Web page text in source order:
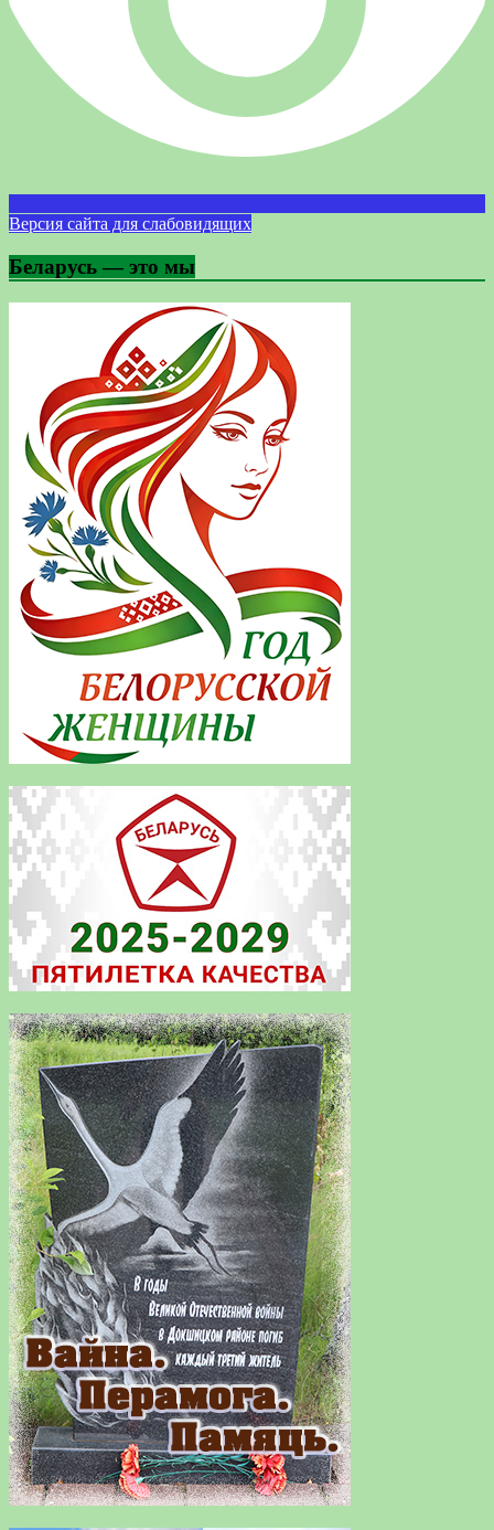
Версия сайта для слабовидящих
Беларусь — это мы